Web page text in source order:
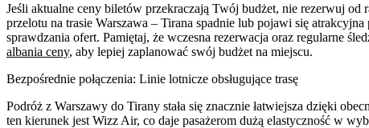
Jeśli aktualne ceny biletów przekraczają Twój budżet, nie rezerwuj
przelotu na trasie Warszawa – Tirana spadnie lub pojawi się
sprawdzania ofert. Pamiętaj, że wczesna rezerwacja oraz regularne
albania ceny, aby lepiej zaplanować swój budżet na miejscu.
Bezpośrednie połączenia: Linie lotnicze obsługujące trasę
Podróż z Warszawy do Tirany stała się znacznie łatwiejsza dzięki
ten kierunek jest Wizz Air, co daje pasażerom dużą elastyczność w